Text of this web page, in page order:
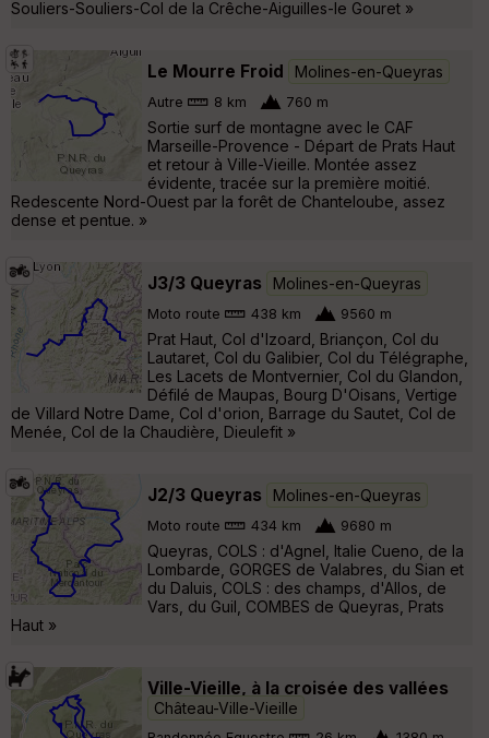
Souliers-Souliers-Col de la Crêche-Aiguilles-le Gouret »
Le Mourre Froid Molines-en-Queyras
Autre 8 km 760 m
Sortie surf de montagne avec le CAF
Marseille-Provence - Départ de Prats Haut
et retour à Ville-Vieille. Montée assez
évidente, tracée sur la première moitié.
Redescente Nord-Ouest par la forêt de Chanteloube, assez
dense et pentue. »
J3/3 Queyras Molines-en-Queyras
Moto route 438 km 9560 m
Prat Haut, Col d'Izoard, Briançon, Col du
Lautaret, Col du Galibier, Col du Télégraphe,
Les Lacets de Montvernier, Col du Glandon,
Défilé de Maupas, Bourg D'Oisans, Vertige
de Villard Notre Dame, Col d'orion, Barrage du Sautet, Col de
Menée, Col de la Chaudière, Dieulefit »
J2/3 Queyras Molines-en-Queyras
Moto route 434 km 9680 m
Queyras, COLS : d'Agnel, Italie Cueno, de la
Lombarde, GORGES de Valabres, du Sian et
du Daluis, COLS : des champs, d'Allos, de
Vars, du Guil, COMBES de Queyras, Prats
Haut »
Ville-Vieille, à la croisée des vallées
Château-Ville-Vieille